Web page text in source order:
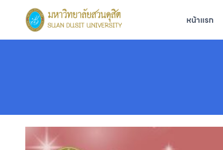
content
หน้าแรก